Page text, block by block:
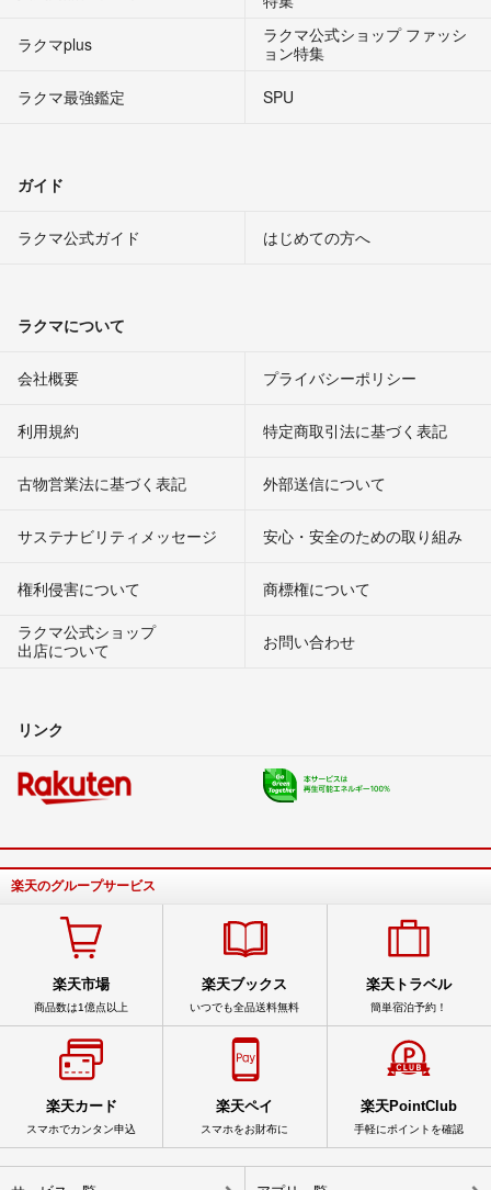
ラクマplus
ラクマ公式ショップ ファッシ
ョン特集
ラクマ最強鑑定
SPU
ガイド
ラクマ公式ガイド はじめての方へ
ラクマについて
会社概要 プライバシーポリシー
利用規約 特定商取引法に基づく表記
古物営業法に基づく表記 外部送信について
サステナビリティメッセージ 安心・安全のための取り組み
権利侵害について
商標権について
ラクマ公式ショップ
出店について
お問い合わせ
リンク
楽天のグループサービス
楽天市場
商品数は1億点以上
楽天ブックス
いつでも全品送料無料
楽天トラベル
簡単宿泊予約！
楽天カード
スマホでカンタン申込
楽天ペイ
スマホをお財布に
楽天PointClub
手軽にポイントを確認